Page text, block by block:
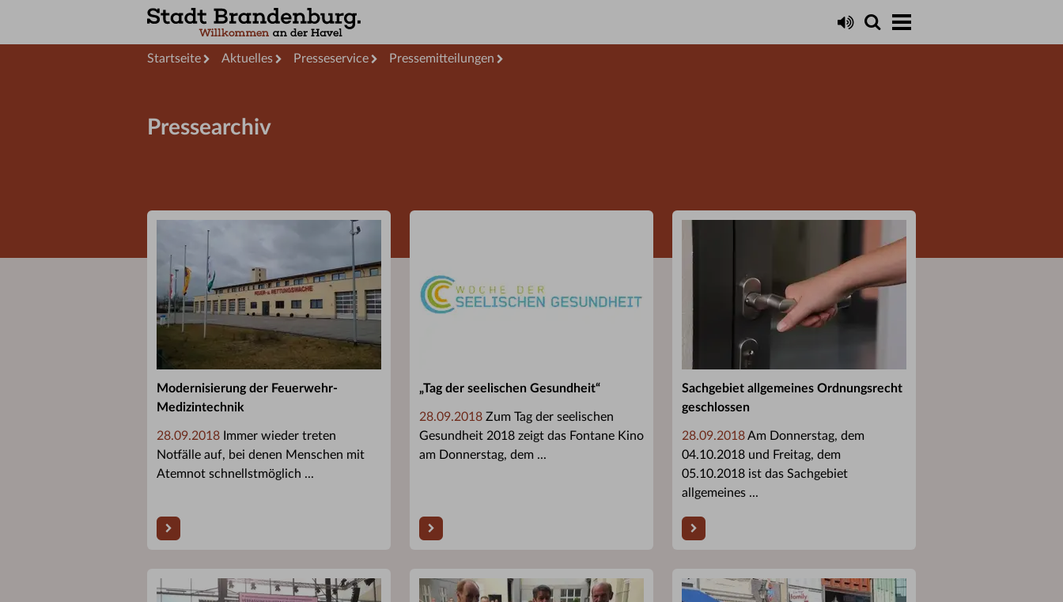
Startseite Aktuelles Presseservice Pressemitteilungen
Pressearchiv
Modernisierung der Feuerwehr-
Medizintechnik
28.09.2018 Immer wieder treten
Notfälle auf, bei denen Menschen mit
Atemnot schnellstmöglich ...
„Tag der seelischen Gesundheit“
28.09.2018 Zum Tag der seelischen
Gesundheit 2018 zeigt das Fontane Kino
am Donnerstag, dem ...
Sachgebiet allgemeines Ordnungsrecht
geschlossen
28.09.2018Am Donnerstag, dem
04.10.2018 und Freitag, dem
05.10.2018 ist das Sachgebiet
allgemeines ...